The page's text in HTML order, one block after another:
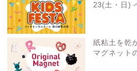
23(土・日)
紙粘土を乾
マグネット